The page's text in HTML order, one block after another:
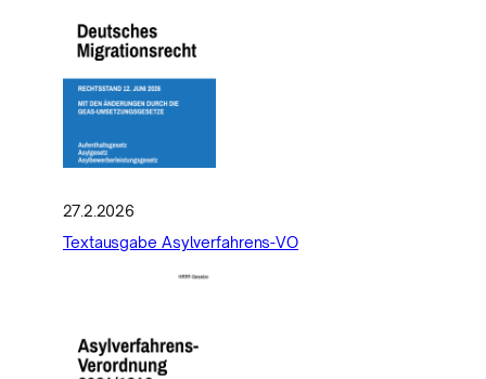
27.2.2026
Textausgabe Asylverfahrens-VO